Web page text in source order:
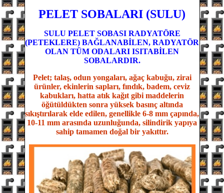
PELET SOBALARI (SULU)
SULU PELET SOBASI RADYATÖRE
(PETEKLERE) BAĞLANABİLEN, RADYATÖR
OLAN TÜM ODALARI ISITABİLEN
SOBALARDIR.
Pelet; talaş, odun yongaları, ağaç kabuğu, zirai
ürünler, ekinlerin sapları, fındık, badem, ceviz
kabukları, hatta atık kağıt gibi maddelerin
öğütüldükten sonra yüksek basınç altında
sıkıştırılarak elde edilen, genellikle 6-8 mm çapında,
10-11 mm arasında uzunluğunda, silindirik yapıya
sahip tamamen doğal bir yakıttır.